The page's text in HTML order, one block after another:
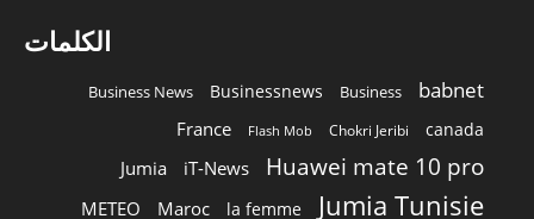
الكلمات
babnet
Business
Businessnews
Business News
canada
Chokri Jeribi
Flash Mob
France
Huawei mate 10 pro
iT-News
Jumia
Jumia Tunisie
la femme
Maroc
METEO